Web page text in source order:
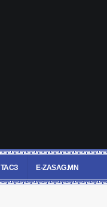
ТАСЗ E-ZASAG.MN